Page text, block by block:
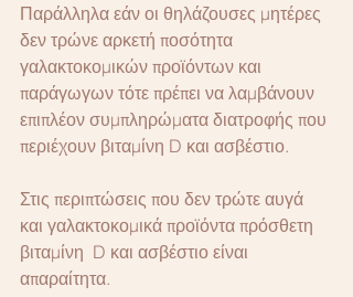
Παράλληλα εάν οι θηλάζουσες μητέρες
δεν τρώνε αρκετή ποσότητα
γαλακτοκομικών προϊόντων και
παράγωγων τότε πρέπει να λαμβάνουν
επιπλέον συμπληρώματα διατροφής που
περιέχουν βιταμίνη D και ασβέστιο.
Στις περιπτώσεις που δεν τρώτε αυγά
και γαλακτοκομικά προϊόντα πρόσθετη
βιταμίνη  D και ασβέστιο είναι
απαραίτητα.